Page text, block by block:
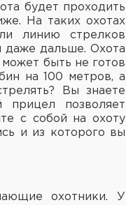
будет проходить
На таких охотах
линию стрелков
даже дальше. Охота
может быть не готов
на 100 метров, а
Вы знаете
позволяет
с собой на охоту
и из которого вы
охотники. У